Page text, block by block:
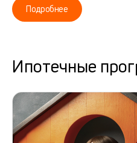
Подробнее
Ипотечные